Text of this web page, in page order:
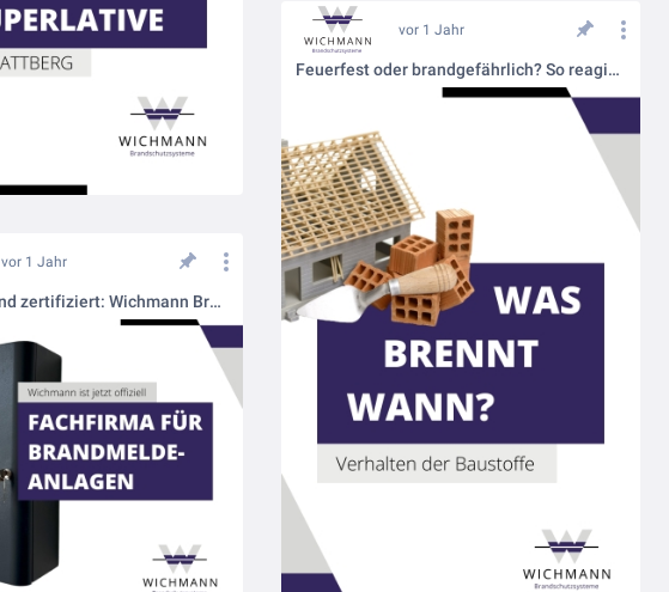
vor 1 Jahr
Feuerfest oder brandgefährlich? So reagieren Baustoffe im Ernstfall
vor 1 Jahr
Qualifiziert und zertifiziert: Wichmann Brandschutzsysteme ist Fachfirma für Brandmeldeanlagen